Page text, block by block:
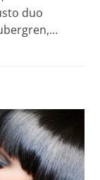
duo